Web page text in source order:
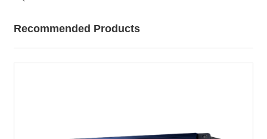
Recommended Products